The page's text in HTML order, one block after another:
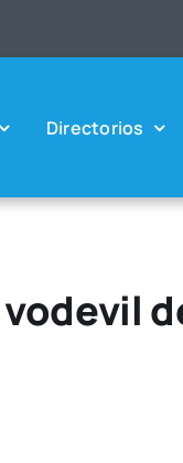
Direc­to­rios